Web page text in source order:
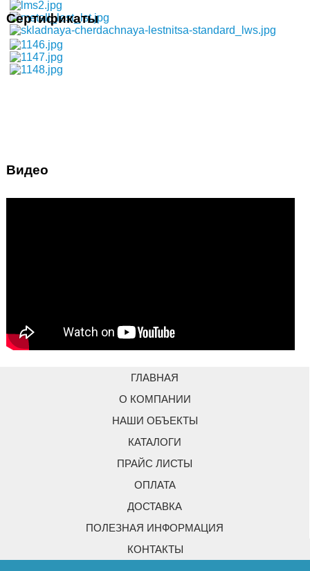
Сертификаты
Видео
ГЛАВНАЯ
О КОМПАНИИ
НАШИ ОБЪЕКТЫ
КАТАЛОГИ
ПРАЙС ЛИСТЫ
ОПЛАТА
ДОСТАВКА
ПОЛЕЗНАЯ ИНФОРМАЦИЯ
КОНТАКТЫ